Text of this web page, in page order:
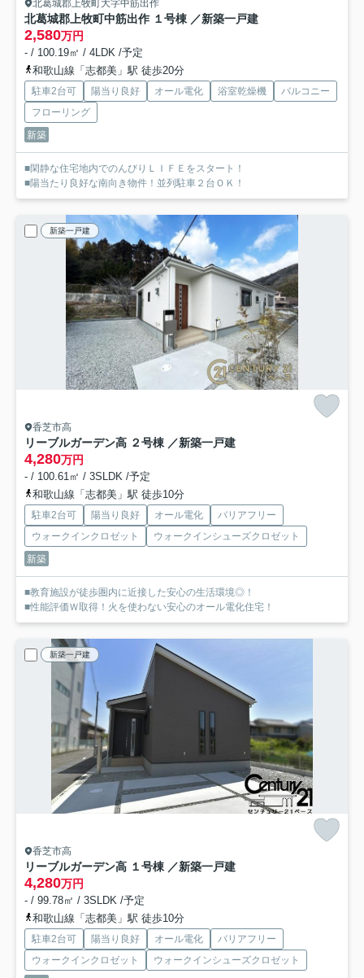
北葛城郡上牧町大字中筋出作
北葛城郡上牧町中筋出作 １号棟 ／新築一戸建
2,580万円
- / 100.19㎡ / 4LDK /予定
和歌山線「志都美」駅 徒歩20分
駐車2台可 陽当り良好 オール電化 浴室乾燥機
バルコニー
フローリング
新築
■閑静な住宅地内でのんびりＬＩＦＥをスタート！
■陽当たり良好な南向き物件！並列駐車２台ＯＫ！
新築一戸建
香芝市高
リーブルガーデン高 ２号棟 ／新築一戸建
4,280万円
- / 100.61㎡ / 3SLDK /予定
和歌山線「志都美」駅 徒歩10分
駐車2台可 陽当り良好 オール電化
バリアフリー
ウォークインクロゼット
ウォークインシューズクロゼット
新築
■教育施設が徒歩圏内に近接した安心の生活環境◎！
■性能評価Ｗ取得！火を使わない安心のオール電化住宅！
新築一戸建
香芝市高
リーブルガーデン高 １号棟 ／新築一戸建
4,280万円
- / 99.78㎡ / 3SLDK /予定
和歌山線「志都美」駅 徒歩10分
駐車2台可 陽当り良好 オール電化
バリアフリー
ウォークインクロゼット
ウォークインシューズクロゼット